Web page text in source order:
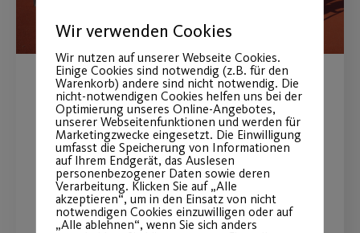
Schnelle Hilfe bei
Sportunfällen
Kooperations-Portfolio mit Cnopfscher
Kinderklinik
Wir verwenden Cookies
Wir nutzen auf unserer Webseite Cookies.
Einige Cookies sind notwendig (z.B. für den
Warenkorb) andere sind nicht notwendig. Die
nicht-notwendigen Cookies helfen uns bei der
Optimierung unseres Online-Angebotes,
unserer Webseitenfunktionen und werden für
Marketingzwecke eingesetzt. Die Einwilligung
umfasst die Speicherung von Informationen
auf Ihrem Endgerät, das Auslesen
personenbezogener Daten sowie deren
Verarbeitung. Klicken Sie auf „Alle
akzeptieren“, um in den Einsatz von nicht
notwendigen Cookies einzuwilligen oder auf
„Alle ablehnen“, wenn Sie sich anders